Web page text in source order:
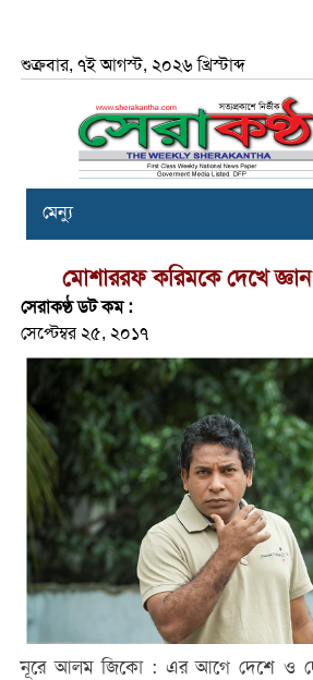
শুক্রবার, ৭ই আগস্ট, ২০২৬ খ্রিস্টাব্দ
মেন্যু
মোশাররফ করিমকে দেখে
সেরাকণ্ঠ ডট কম :
সেপ্টেম্বর ২৫, ২০১৭
নূরে আলম জিকো : এর আগে দেশে ও